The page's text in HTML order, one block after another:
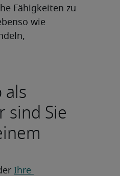
Fähigkeiten zu
wie
als
sind Sie
Ihre